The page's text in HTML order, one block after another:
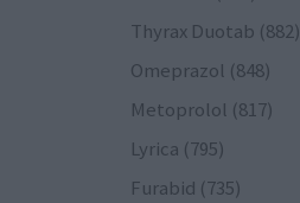
Thyrax Duotab (882)
Omeprazol (848)
Metoprolol (817)
Lyrica (795)
Furabid (735)